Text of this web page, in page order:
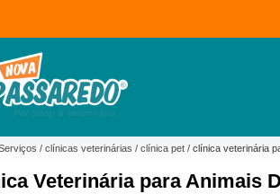
clínicas veterinárias clínica pet clínica veterinária
Veterinária para Animais